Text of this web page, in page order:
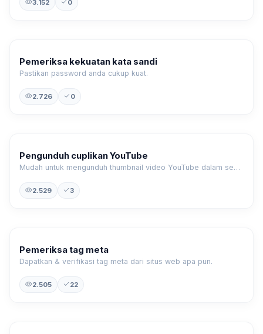
3.152 0
Pemeriksa kekuatan kata sandi
Pastikan password anda cukup kuat.
2.726 0
Pengunduh cuplikan YouTube
Mudah untuk mengunduh thumbnail video YouTube dalam semua ukuran yang tersedia.
2.529 3
Pemeriksa tag meta
Dapatkan & verifikasi tag meta dari situs web apa pun.
2.505 22